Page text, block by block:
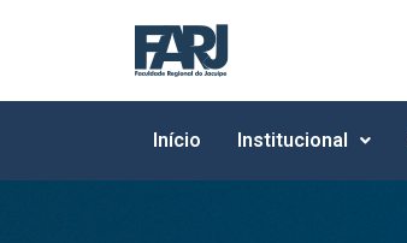
Início Institucional